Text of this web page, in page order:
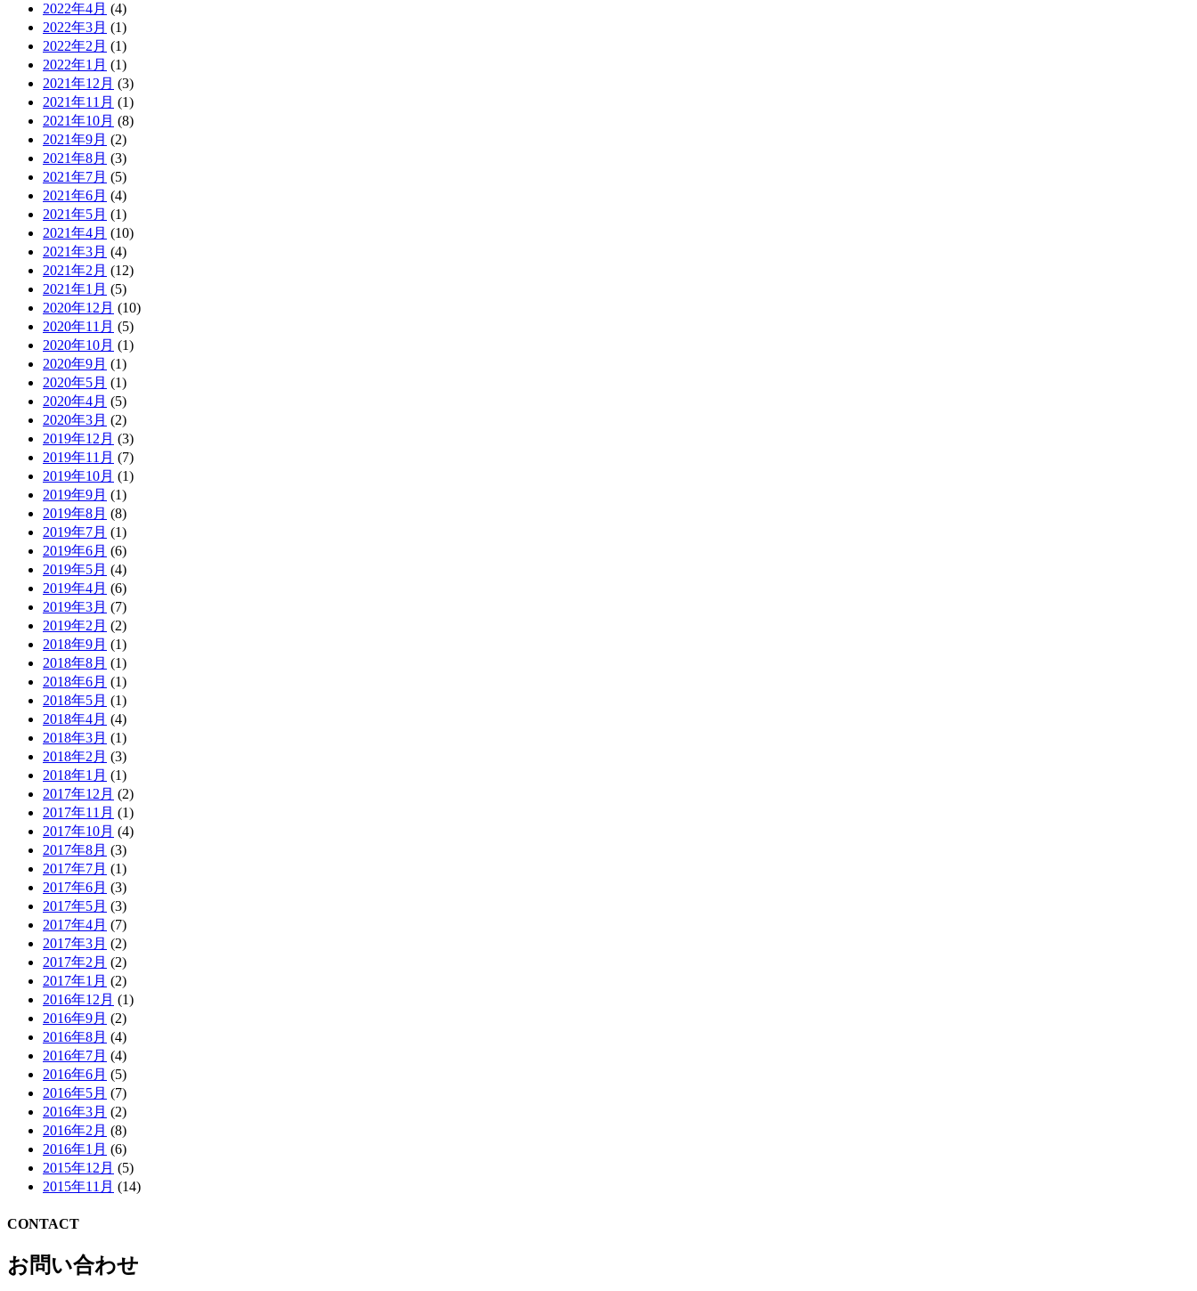
2022年4月 (4)
2022年3月 (1)
2022年2月 (1)
2022年1月 (1)
2021年12月 (3)
2021年11月 (1)
2021年10月 (8)
2021年9月 (2)
2021年8月 (3)
2021年7月 (5)
2021年6月 (4)
2021年5月 (1)
2021年4月 (10)
2021年3月 (4)
2021年2月 (12)
2021年1月 (5)
2020年12月 (10)
2020年11月 (5)
2020年10月 (1)
2020年9月 (1)
2020年5月 (1)
2020年4月 (5)
2020年3月 (2)
2019年12月 (3)
2019年11月 (7)
2019年10月 (1)
2019年9月 (1)
2019年8月 (8)
2019年7月 (1)
2019年6月 (6)
2019年5月 (4)
2019年4月 (6)
2019年3月 (7)
2019年2月 (2)
2018年9月 (1)
2018年8月 (1)
2018年6月 (1)
2018年5月 (1)
2018年4月 (4)
2018年3月 (1)
2018年2月 (3)
2018年1月 (1)
2017年12月 (2)
2017年11月 (1)
2017年10月 (4)
2017年8月 (3)
2017年7月 (1)
2017年6月 (3)
2017年5月 (3)
2017年4月 (7)
2017年3月 (2)
2017年2月 (2)
2017年1月 (2)
2016年12月 (1)
2016年9月 (2)
2016年8月 (4)
2016年7月 (4)
2016年6月 (5)
2016年5月 (7)
2016年3月 (2)
2016年2月 (8)
2016年1月 (6)
2015年12月 (5)
2015年11月 (14)
CONTACT
お問い合わせ